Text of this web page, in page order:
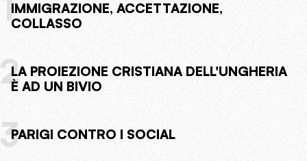
1IMMIGRAZIONE, ACCETTAZIONE,
COLLASSO
2LA PROIEZIONE CRISTIANA DELL'UNGHERIA
È AD UN BIVIO
3PARIGI CONTRO I SOCIAL